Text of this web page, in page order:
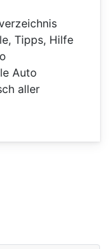
Tipps, Hilfe
Auto
aller